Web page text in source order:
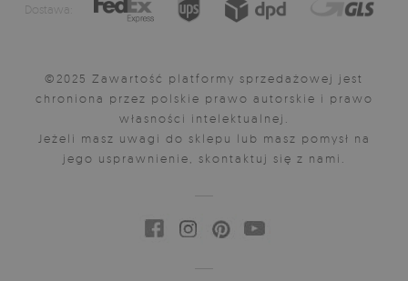
Dostawa:
©2025 Zawartość platformy sprzedażowej jest
chroniona przez polskie prawo autorskie i prawo
własności intelektualnej.
Jeżeli masz uwagi do sklepu lub masz pomysł na
jego usprawnienie, skontaktuj się z nami.